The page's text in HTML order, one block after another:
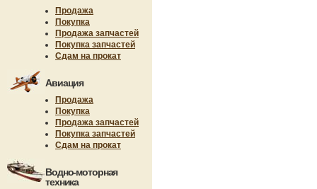
Продажа
Покупка
Продажа запчастей
Покупка запчастей
Сдам на прокат
Авиация
Продажа
Покупка
Продажа запчастей
Покупка запчастей
Сдам на прокат
Водно-моторная
техника